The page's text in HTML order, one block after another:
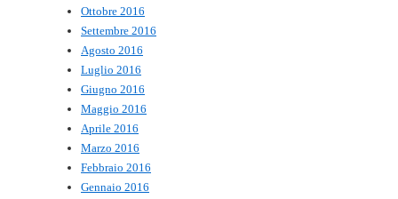
Ottobre 2016
Settembre 2016
Agosto 2016
Luglio 2016
Giugno 2016
Maggio 2016
Aprile 2016
Marzo 2016
Febbraio 2016
Gennaio 2016